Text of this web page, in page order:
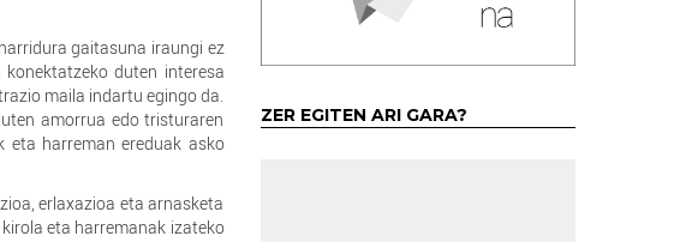
gaitasuna iraungi ez
duten interesa
maila indartu egingo da.
amorrua edo tristuraren
eta harreman ereduak asko
erlaxazioa eta arnasketa
eta harremanak izateko
ZER EGITEN ARI GARA?